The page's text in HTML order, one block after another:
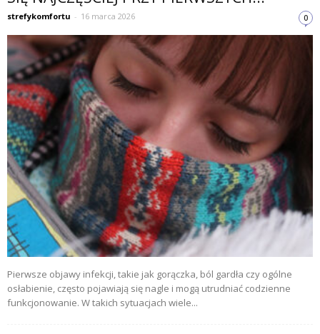
strefykomfortu - 16 marca 2026 0
Pierwsze objawy infekcji, takie jak gorączka, ból gardła czy ogólne
osłabienie, często pojawiają się nagle i mogą utrudniać codzienne
funkcjonowanie. W takich sytuacjach wiele...